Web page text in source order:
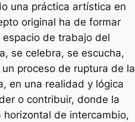
una práctica artística en
original ha de formar
de trabajo del
se celebra, se escucha,
proceso de ruptura de la
en una realidad y lógica
o contribuir, donde la
de intercambio,